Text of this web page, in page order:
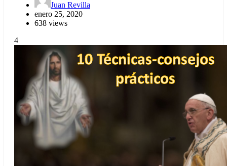
Juan Revilla
enero 25, 2020
638 views
4